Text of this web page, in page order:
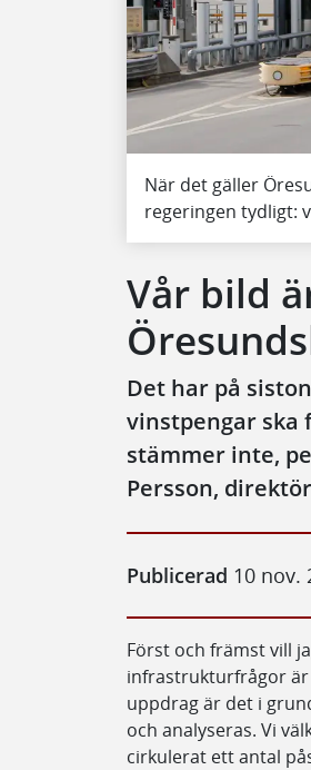
När det gäller
regeringen tydligt:
Vår bild
Det har på
vinstpengar ska
stämmer inte,
Persson,
Publicerad 10 nov.
Först och främst vill
infrastrukturfrågor
uppdrag är det i
och analyseras. Vi
cirkulerat ett antal